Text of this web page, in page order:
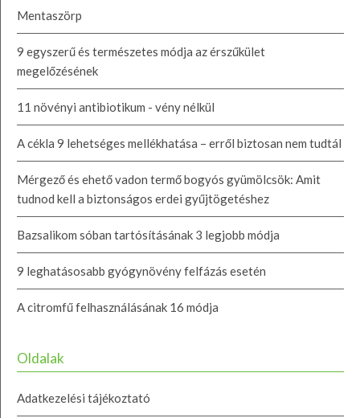
Mentaszörp
9 egyszerű és természetes módja az érszűkület
megelőzésének
11 növényi antibiotikum - vény nélkül
A cékla 9 lehetséges mellékhatása – erről biztosan nem tudtál
Mérgező és ehető vadon termő bogyós gyümölcsök: Amit
tudnod kell a biztonságos erdei gyűjtögetéshez
Bazsalikom sóban tartósításának 3 legjobb módja
9 leghatásosabb gyógynövény felfázás esetén
A citromfű felhasználásának 16 módja
Oldalak
Adatkezelési tájékoztató